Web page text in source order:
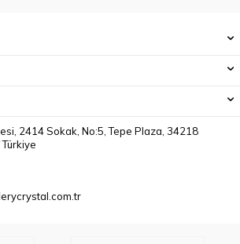
2414 Sokak, No:5, Tepe Plaza, 34218